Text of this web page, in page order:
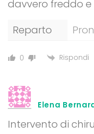
davvero freddo
Reparto
0 Rispondi
Elena
Intervento di